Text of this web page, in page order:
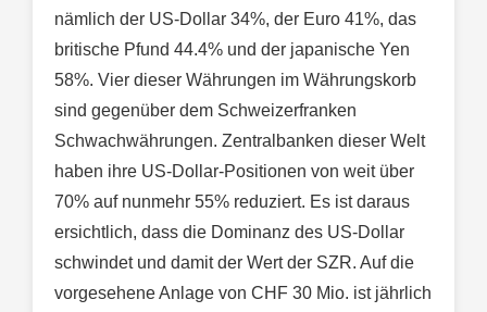
nämlich der US-Dollar 34%, der Euro 41%, das
britische Pfund 44.4% und der japanische Yen
58%. Vier dieser Währungen im Währungskorb
sind gegenüber dem Schweizerfranken
Schwachwährungen. Zentralbanken dieser Welt
haben ihre US-Dollar-Positionen von weit über
70% auf nunmehr 55% reduziert. Es ist daraus
ersichtlich, dass die Dominanz des US-Dollar
schwindet und damit der Wert der SZR. Auf die
vorgesehene Anlage von CHF 30 Mio. ist jährlich